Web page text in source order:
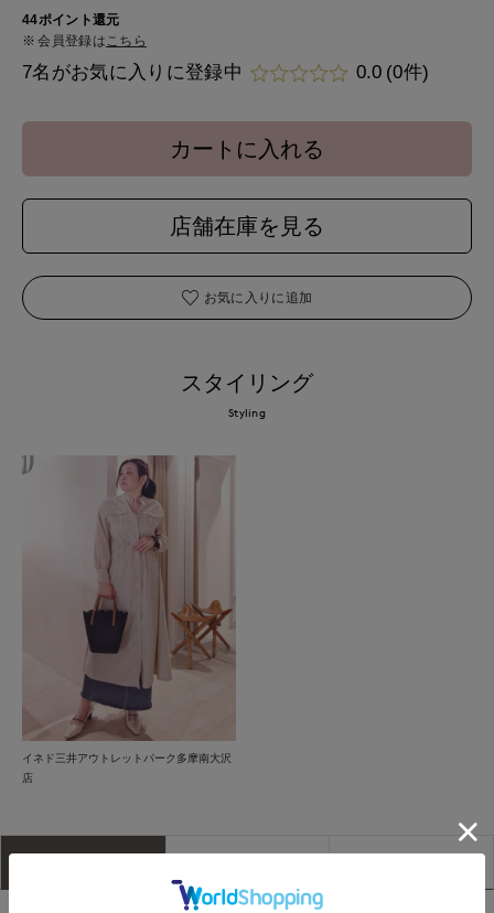
44ポイント還元
会員登録は こちら
7名がお気に入りに登録中 0.0 (0件)
カートに入れる
店舗在庫を見る
お気に入りに追加
スタイリング
Styling
イネド三井アウトレットパーク多摩南大沢
店